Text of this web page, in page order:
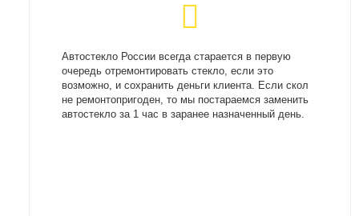
Автостекло России всегда старается в первую
очередь отремонтировать стекло, если это
возможно, и сохранить деньги клиента. Если скол
не ремонтопригоден, то мы постараемся заменить
автостекло за 1 час в заранее назначенный день.